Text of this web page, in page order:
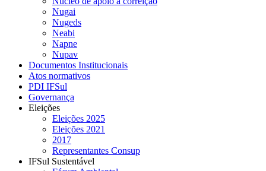
Nugai
Nugeds
Neabi
Napne
Nupav
Documentos Institucionais
Atos normativos
PDI IFSul
Governança
Eleições
Eleições 2025
Eleições 2021
2017
Representantes Consup
IFSul Sustentável